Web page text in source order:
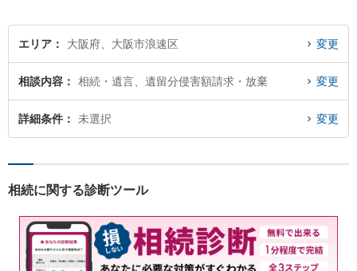
エリア 大阪府、大阪市浪速区 変更
相談内容 相続・遺言、遺留分侵害額請求・放棄 変更
詳細条件 未選択 変更
相続に関する診断ツール